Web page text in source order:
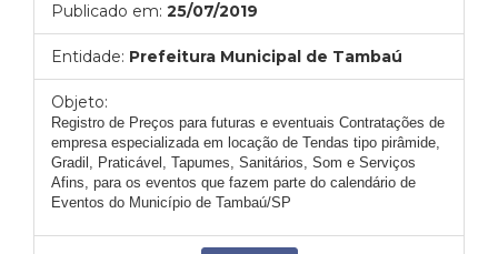
Publicado em: 25/07/2019
Entidade: Prefeitura Municipal de Tambaú
Objeto:
Registro de Preços para futuras e eventuais Contratações de
empresa especializada em locação de Tendas tipo pirâmide,
Gradil, Praticável, Tapumes, Sanitários, Som e Serviços
Afins, para os eventos que fazem parte do calendário de
Eventos do Município de Tambaú/SP